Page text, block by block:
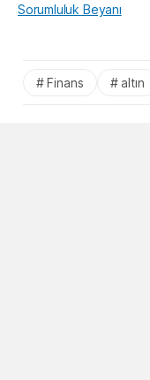
Sorumluluk Beyanı
Finans altın